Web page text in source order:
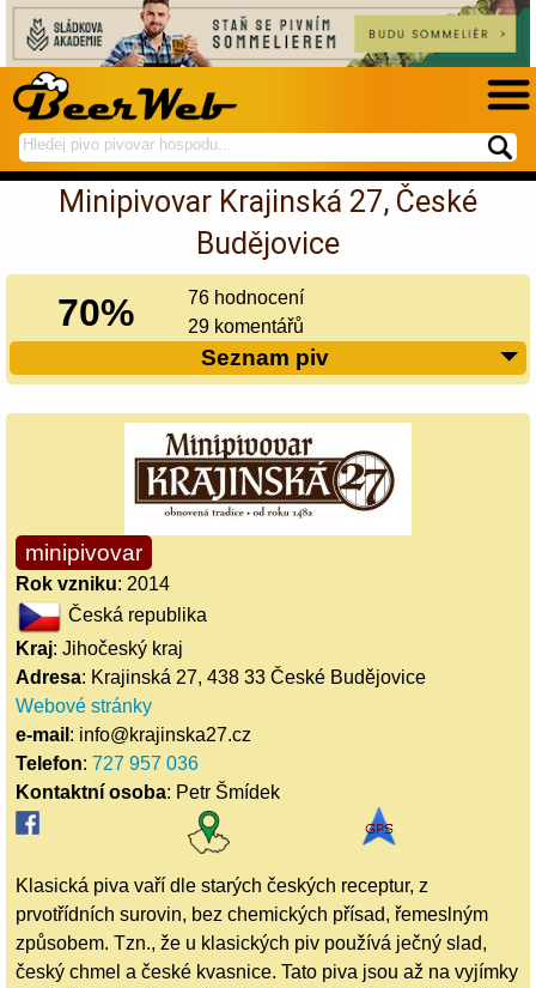
hledej
na
BeerWeb
spustí
hledání
Minipivovar Krajinská 27, České
Budějovice
70%
76 hodnocení
29 komentářů
Seznam piv
minipivovar
Rok vzniku: 2014
Česká republika
Kraj: Jihočeský kraj
Adresa: Krajinská 27, 438 33 České Budějovice
Webové stránky
e-mail : info@krajinska27.cz
Telefon: 727 957 036
Kontaktní osoba: Petr Šmídek
Klasická piva vaří dle starých českých receptur, z
prvotřídních surovin, bez chemických přísad, řemeslným
způsobem. Tzn., že u klasických piv používá ječný slad,
český chmel a české kvasnice. Tato piva jsou až na vyjímky